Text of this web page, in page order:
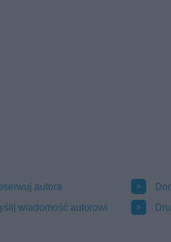
autora
wiadomość autorowi